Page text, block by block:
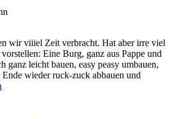
wir viiiel Zeit verbracht. Hat aber irre viel
Eine Burg, ganz aus Pappe und
ganz leicht bauen, easy peasy umbauen,
wieder ruck-zuck abbauen und